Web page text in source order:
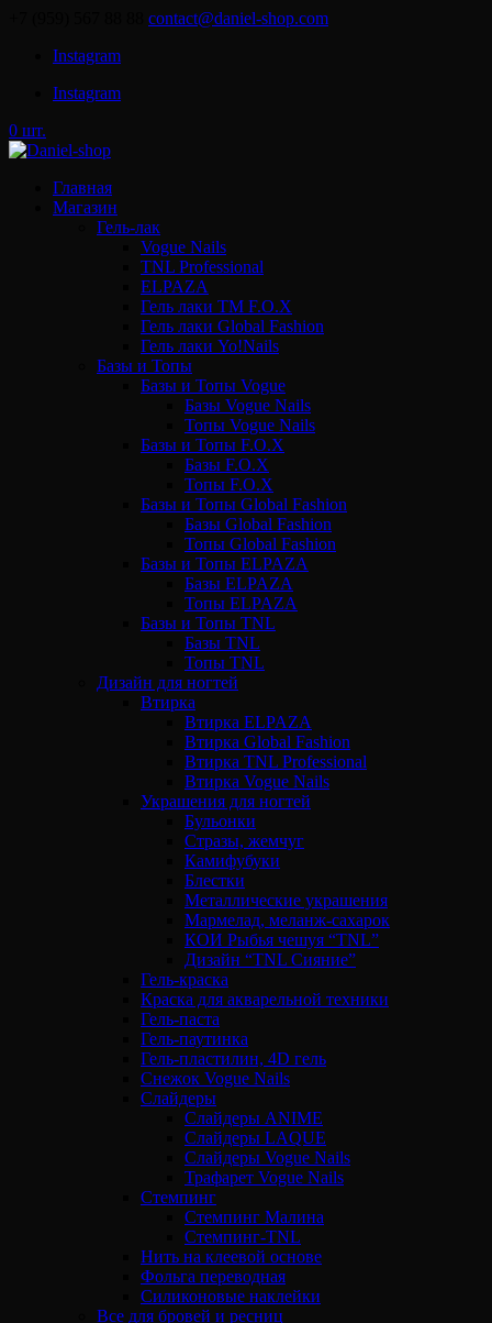
contact@daniel-shop.com
Instagram
Instagram
0 шт.
Главная
Магазин
Гель-лак
Vogue Nails
TNL Professional
ELPAZA
Гель лаки ТМ F.O.X
Гель лаки Global Fashion
Гель лаки Yo!Nails
Базы и Топы
Базы и Топы Vogue
Базы Vogue Nails
Топы Vogue Nails
Базы и Топы F.O.X
Базы F.O.X
Топы F.O.X
Базы и Топы Global Fashion
Базы Global Fashion
Топы Global Fashion
Базы и Топы ELPAZA
Базы ELPAZA
Топы ELPAZA
Базы и Топы TNL
Базы TNL
Топы TNL
Дизайн для ногтей
Втирка
Втирка ELPAZA
Втирка Global Fashion
Втирка TNL Professional
Втирка Vogue Nails
Украшения для ногтей
Бульонки
Стразы, жемчуг
Камифубуки
Блестки
Металлические украшения
Мармелад, меланж-сахарок
КОИ Рыбья чешуя “TNL”
Дизайн “TNL Сияние”
Гель-краска
Краска для акварельной техники
Гель-паста
Гель-паутинка
Гель-пластилин, 4D гель
Снежок Vogue Nails
Слайдеры
Слайдеры ANIME
Слайдеры LAQUE
Слайдеры Vogue Nails
Трафарет Vogue Nails
Стемпинг
Стемпинг Малина
Стемпинг-TNL
Нить на клеевой основе
Фольга переводная
Силиконовые наклейки
Все для бровей и ресниц